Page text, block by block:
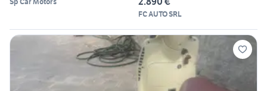
FC AUTO SRL